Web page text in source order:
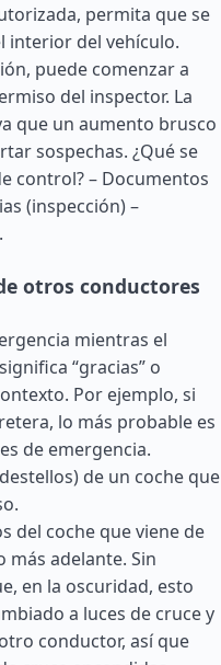
permita que se
interior del vehículo.
puede comenzar a
del inspector. La
que un aumento brusco
sospechas. ¿Qué se
control? – Documentos
(inspección) –
otros conductores
mientras el
“gracias” o
Por ejemplo, si
lo más probable es
de emergencia.
de un coche que
del coche que viene de
adelante. Sin
en la oscuridad, esto
a luces de cruce y
conductor, así que